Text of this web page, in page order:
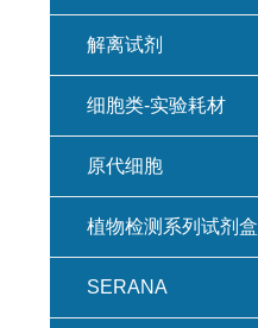
解离试剂
细胞类-实验耗材
原代细胞
植物检测系列试剂盒
SERANA